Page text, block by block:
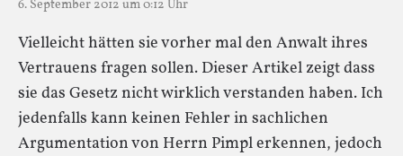
6. September 2012 um 0:12 Uhr
Vielleicht hätten sie vorher mal den Anwalt ihres
Vertrauens fragen sollen. Dieser Artikel zeigt dass
sie das Gesetz nicht wirklich verstanden haben. Ich
jedenfalls kann keinen Fehler in sachlichen
Argumentation von Herrn Pimpl erkennen, jedoch